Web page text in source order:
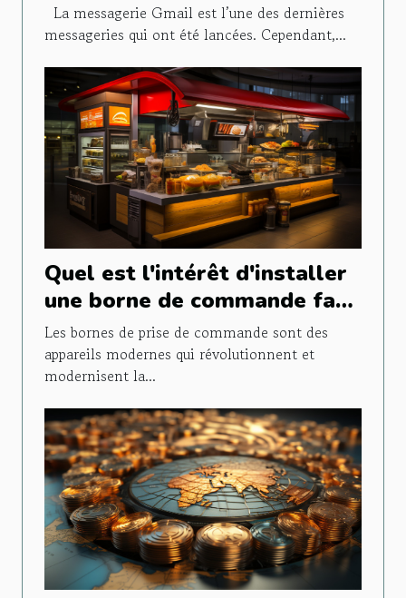
La messagerie Gmail est l’une des dernières
messageries qui ont été lancées. Cependant,...
Quel est l'intérêt d'installer
une borne de commande fast
food ?
Les bornes de prise de commande sont des
appareils modernes qui révolutionnent et
modernisent la...